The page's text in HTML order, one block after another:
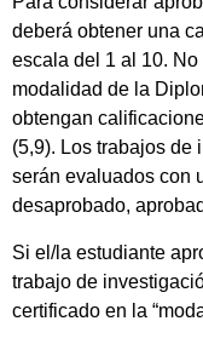
deberá obtener una
escala del 1 al 10.
modalidad de la
obtengan
(5,9). Los trabajos de
serán evaluados con
desaprobado,
Si el/la estudiante
trabajo de
certificado en la